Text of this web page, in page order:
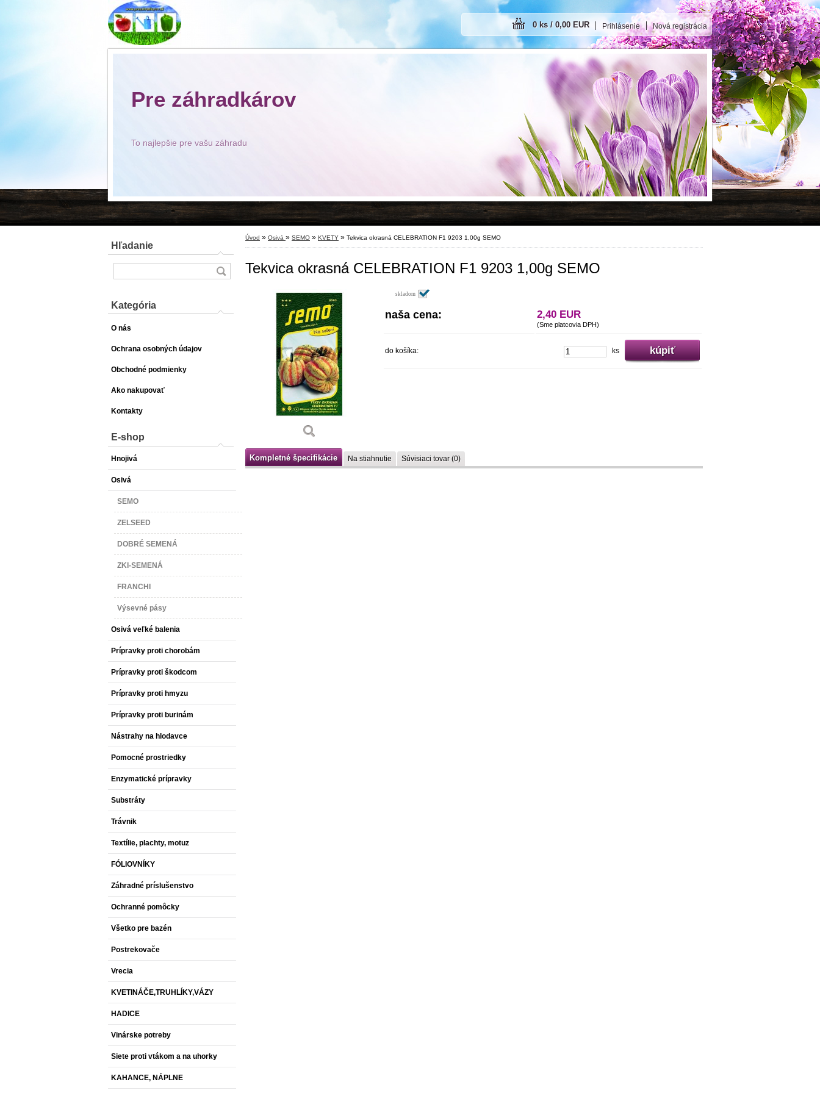
Pre záhradkárov
To najlepšie pre vašu záhradu
Prihlásenie Nová registrácia
0 ks / 0,00 EUR
Hľadanie
Kategória
O nás
Ochrana osobných údajov
Obchodné podmienky
Ako nakupovať
Kontakty
E-shop
Hnojivá
Osivá
SEMO
ZELSEED
DOBRÉ SEMENÁ
ZKI-SEMENÁ
FRANCHI
Výsevné pásy
Osivá veľké balenia
Prípravky proti chorobám
Prípravky proti škodcom
Prípravky proti hmyzu
Prípravky proti burinám
Nástrahy na hlodavce
Pomocné prostriedky
Enzymatické prípravky
Substráty
Trávnik
Textílie, plachty, motuz
FÓLIOVNÍKY
Záhradné príslušenstvo
Ochranné pomôcky
Všetko pre bazén
Postrekovače
Vrecia
KVETINÁČE,TRUHLÍKY,VÁZY
HADICE
Vinárske potreby
Siete proti vtákom a na uhorky
KAHANCE, NÁPLNE
Úvod » Osivá » SEMO » KVETY » Tekvica okrasná CELEBRATION F1 9203 1,00g SEMO
Tekvica okrasná CELEBRATION F1 9203 1,00g SEMO
skladom
naša cena: 2,40 EUR
(Sme platcovia DPH)
do košíka: ks
Kompletné špecifikácie Na stiahnutie Súvisiaci tovar (0)